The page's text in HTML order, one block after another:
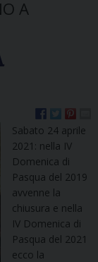
A
Sabato 24 aprile
2021: nella IV
Domenica di
Pasqua del 2019
avvenne la
chiusura e nella
IV Domenica di
Pasqua del 2021
ecco la